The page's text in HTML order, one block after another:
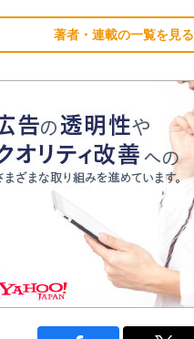
著者・連載の一覧を見る